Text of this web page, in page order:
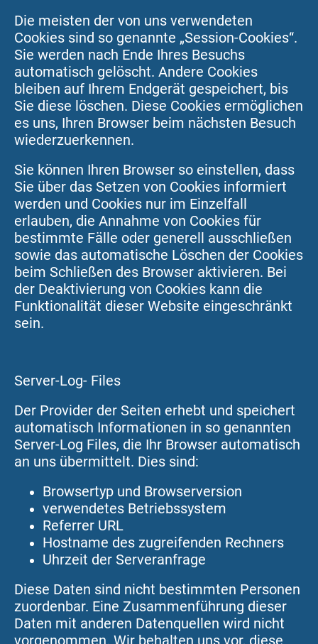
Die meisten der von uns verwendeten
Cookies sind so genannte „Session-Cookies“.
Sie werden nach Ende Ihres Besuchs
automatisch gelöscht. Andere Cookies
bleiben auf Ihrem Endgerät gespeichert, bis
Sie diese löschen. Diese Cookies ermöglichen
es uns, Ihren Browser beim nächsten Besuch
wiederzuerkennen.
Sie können Ihren Browser so einstellen, dass
Sie über das Setzen von Cookies informiert
werden und Cookies nur im Einzelfall
erlauben, die Annahme von Cookies für
bestimmte Fälle oder generell ausschließen
sowie das automatische Löschen der Cookies
beim Schließen des Browser aktivieren. Bei
der Deaktivierung von Cookies kann die
Funktionalität dieser Website eingeschränkt
sein.
Server-Log- Files
Der Provider der Seiten erhebt und speichert
automatisch Informationen in so genannten
Server-Log Files, die Ihr Browser automatisch
an uns übermittelt. Dies sind:
Browsertyp und Browserversion
verwendetes Betriebssystem
Referrer URL
Hostname des zugreifenden Rechners
Uhrzeit der Serveranfrage
Diese Daten sind nicht bestimmten Personen
zuordenbar. Eine Zusammenführung dieser
Daten mit anderen Datenquellen wird nicht
vorgenommen. Wir behalten uns vor, diese